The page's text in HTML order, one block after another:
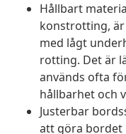
Hållbart
konstrotting,
med lågt
rotting. Det är
används ofta
hållbarhet och
Justerbar
att göra bordet